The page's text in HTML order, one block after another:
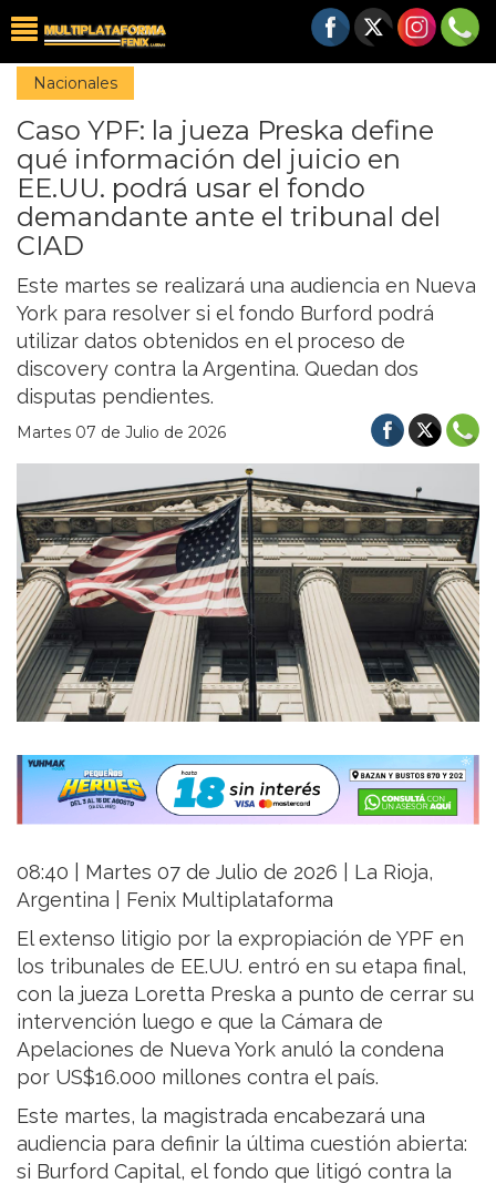
Nacionales
Caso YPF: la jueza Preska define
qué información del juicio en
EE.UU. podrá usar el fondo
demandante ante el tribunal del
CIAD
Este martes se realizará una audiencia en Nueva
York para resolver si el fondo Burford podrá
utilizar datos obtenidos en el proceso de
discovery contra la Argentina. Quedan dos
disputas pendientes.
Martes 07 de Julio de 2026
08:40 | Martes 07 de Julio de 2026 | La Rioja,
Argentina | Fenix Multiplataforma
El extenso litigio por la expropiación de YPF en
los tribunales de EE.UU. entró en su etapa final,
con la jueza Loretta Preska a punto de cerrar su
intervención luego e que la Cámara de
Apelaciones de Nueva York anuló la condena
por US$16.000 millones contra el país.
Este martes, la magistrada encabezará una
audiencia para definir la última cuestión abierta:
si Burford Capital, el fondo que litigó contra la